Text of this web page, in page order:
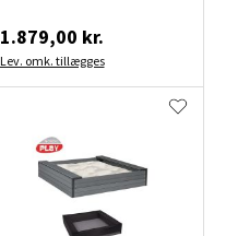
1.879,00 kr.
Lev. omk. tillægges